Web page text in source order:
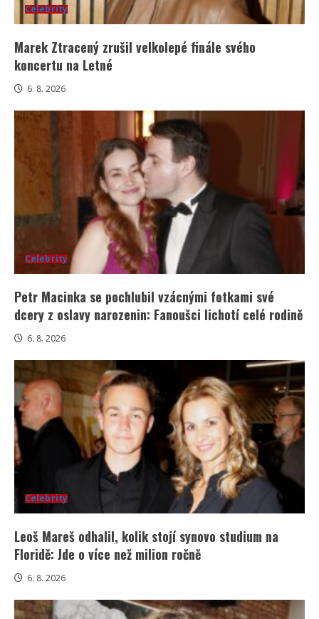
Celebrity
Marek Ztracený zrušil velkolepé finále svého
koncertu na Letné
6. 8. 2026
Celebrity
Petr Macinka se pochlubil vzácnými fotkami své
dcery z oslavy narozenin: Fanoušci lichotí celé rodině
6. 8. 2026
Celebrity
Leoš Mareš odhalil, kolik stojí synovo studium na
Floridě: Jde o více než milion ročně
6. 8. 2026